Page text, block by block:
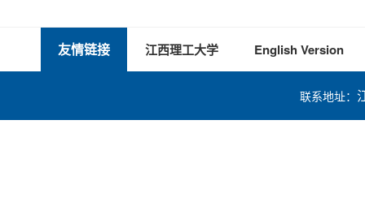
友情链接 江西理工大学 English Version
联系地址：